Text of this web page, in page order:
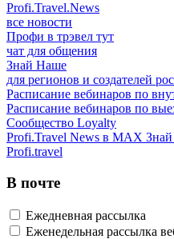
Profi.Travel.News
все новости
Профи в трэвел тут
чат для общения
Знай Наше
для регионов и создателей
Расписание вебинаров по
Расписание вебинаров по
Сообщество Loyalty
Profi.Travel News в MAX
Profi.travel
В почте
Ежедневная рассылка
Еженедельная рассылка